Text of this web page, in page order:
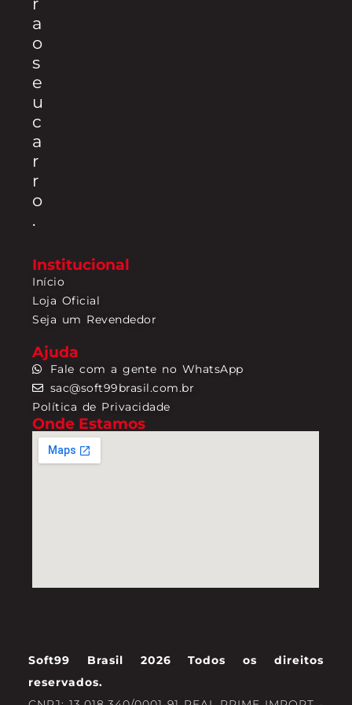
a
o
s
e
u
c
a
r
r
o
.
Institucional
Início
Loja Oficial
Seja um Revendedor
Ajuda
Fale com a gente no WhatsApp
sac@soft99brasil.com.br
Política de Privacidade
Onde Estamos
Soft99 Brasil 2026 Todos os direitos
reservados.